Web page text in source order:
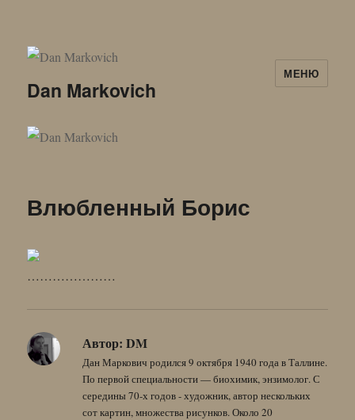
Dan Markovich
МЕНЮ
Влюбленный Борис
…………………
Автор: DM
Дан Маркович родился 9 октября 1940 года в Таллине.
По первой специальности — биохимик, энзимолог. С
середины 70-х годов - художник, автор нескольких
сот картин, множества рисунков. Около 20